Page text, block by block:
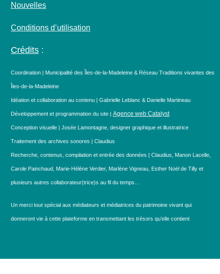
Nouvelles
Conditions d’utilisation
Crédits :
Coordination | Municipalité des Îles-de-la-Madeleine & Réseau Traditions vivantes des
Îles-de-la-Madeleine
Idéation et collaboration au contenu | Gabrielle Leblanc & Danielle Martineau
Développement et programmation du site | Agence web Catalyst
Conception visuelle | Josée Lamontagne, designer graphique et illustratrice
Traitement des archives sonores | Claudius
Recherche, contenus, compilation et entrée des données | Claudius, Manon Lacelle,
Carole Painchaud, Marie-Hélène Verdier, Marlène Vigneau, Esther Noël de Tilly et
plusieurs autres collaborateur(trice)s au fil du temps…
Un merci tout spécial aux médiateurs et médiatrices du patrimoine vivant qui
donneront vie à cette plateforme en transmettant les trésors qu’elle contient